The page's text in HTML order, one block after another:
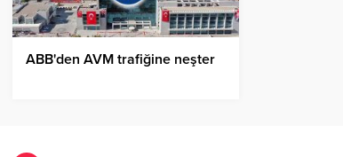
ABB'den AVM trafiğine neşter